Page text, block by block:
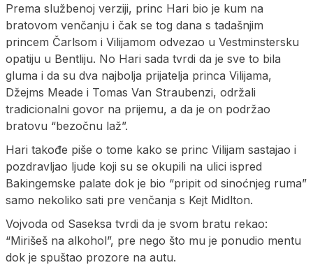
Prema službenoj verziji, princ Hari bio je kum na
bratovom venčanju i čak se tog dana s tadašnjim
princem Čarlsom i Vilijamom odvezao u Vestminstersku
opatiju u Bentliju. No Hari sada tvrdi da je sve to bila
gluma i da su dva najbolja prijatelja princa Vilijama,
Džejms Meade i Tomas Van Straubenzi, održali
tradicionalni govor na prijemu, a da je on podržao
bratovu “bezočnu laž”.
Hari takođe piše o tome kako se princ Vilijam sastajao i
pozdravljao ljude koji su se okupili na ulici ispred
Bakingemske palate dok je bio “pripit od sinoćnjeg ruma”
samo nekoliko sati pre venčanja s Kejt Midlton.
Vojvoda od Saseksa tvrdi da je svom bratu rekao:
“Mirišeš na alkohol”, pre nego što mu je ponudio mentu
dok je spuštao prozore na autu.